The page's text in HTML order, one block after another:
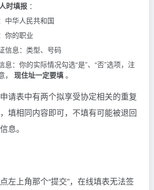
时填报 ：
中华人民共和国
你的职业
信息：类型、号码
息：你的实际情况勾选“是”、“否”选项，注
， 现住址一定要填 。
请表中有两个拟享受协定相关的重复
填相同内容即可，不填有可能被退回
息。
左上角那个“提交”，在线填表无法签